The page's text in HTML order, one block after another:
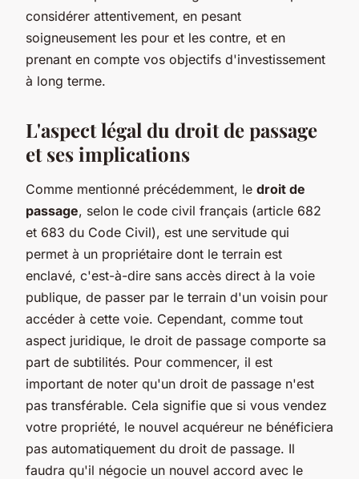
considérer attentivement, en pesant
soigneusement les pour et les contre, et en
prenant en compte vos objectifs d'investissement
à long terme.
L'aspect légal du droit de passage
et ses implications
Comme mentionné précédemment, le droit de
passage, selon le code civil français (article 682
et 683 du Code Civil), est une servitude qui
permet à un propriétaire dont le terrain est
enclavé, c'est-à-dire sans accès direct à la voie
publique, de passer par le terrain d'un voisin pour
accéder à cette voie. Cependant, comme tout
aspect juridique, le droit de passage comporte sa
part de subtilités. Pour commencer, il est
important de noter qu'un droit de passage n'est
pas transférable. Cela signifie que si vous vendez
votre propriété, le nouvel acquéreur ne bénéficiera
pas automatiquement du droit de passage. Il
faudra qu'il négocie un nouvel accord avec le